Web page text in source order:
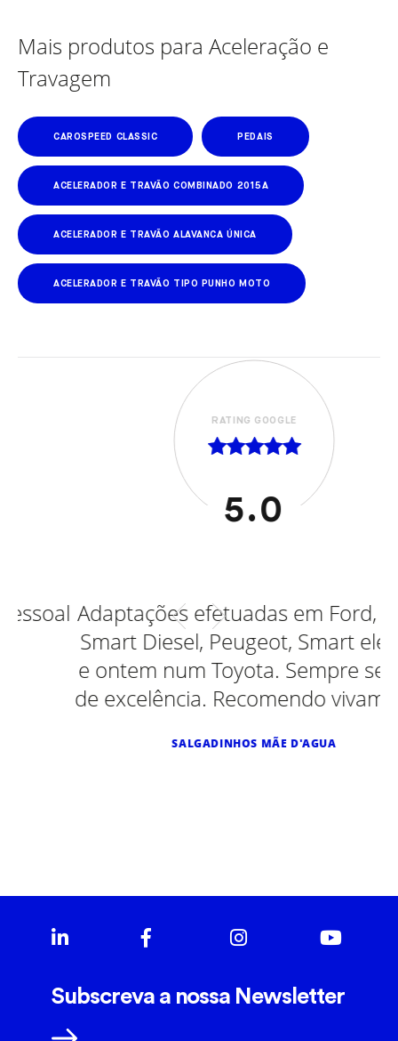
Mais produtos para Aceleração e
Travagem
CAROSPEED CLASSIC PEDAIS
ACELERADOR E TRAVÃO COMBINADO 2015A
ACELERADOR E TRAVÃO ALAVANCA ÚNICA
ACELERADOR E TRAVÃO TIPO PUNHO MOTO
RATING GOOGLE
5.0
Adaptações efetuadas em Ford, Opel,
Smart Diesel, Peugeot, Smart eletrico
e ontem num Toyota. Sempre serviço
de excelência. Recomendo vivamente.
SALGADINHOS MÃE D'AGUA
Subscreva a nossa Newsletter